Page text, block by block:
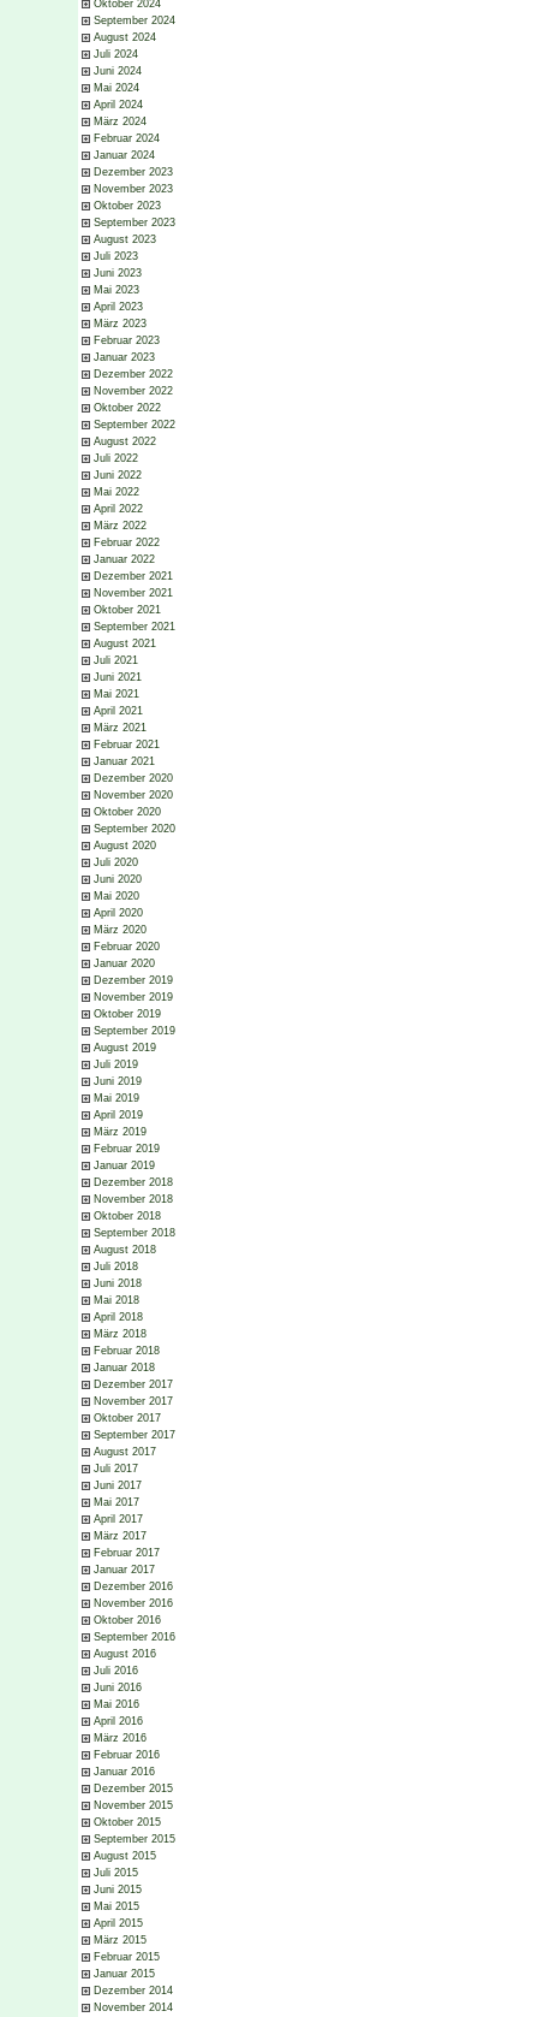
Oktober 2024
September 2024
August 2024
Juli 2024
Juni 2024
Mai 2024
April 2024
März 2024
Februar 2024
Januar 2024
Dezember 2023
November 2023
Oktober 2023
September 2023
August 2023
Juli 2023
Juni 2023
Mai 2023
April 2023
März 2023
Februar 2023
Januar 2023
Dezember 2022
November 2022
Oktober 2022
September 2022
August 2022
Juli 2022
Juni 2022
Mai 2022
April 2022
März 2022
Februar 2022
Januar 2022
Dezember 2021
November 2021
Oktober 2021
September 2021
August 2021
Juli 2021
Juni 2021
Mai 2021
April 2021
März 2021
Februar 2021
Januar 2021
Dezember 2020
November 2020
Oktober 2020
September 2020
August 2020
Juli 2020
Juni 2020
Mai 2020
April 2020
März 2020
Februar 2020
Januar 2020
Dezember 2019
November 2019
Oktober 2019
September 2019
August 2019
Juli 2019
Juni 2019
Mai 2019
April 2019
März 2019
Februar 2019
Januar 2019
Dezember 2018
November 2018
Oktober 2018
September 2018
August 2018
Juli 2018
Juni 2018
Mai 2018
April 2018
März 2018
Februar 2018
Januar 2018
Dezember 2017
November 2017
Oktober 2017
September 2017
August 2017
Juli 2017
Juni 2017
Mai 2017
April 2017
März 2017
Februar 2017
Januar 2017
Dezember 2016
November 2016
Oktober 2016
September 2016
August 2016
Juli 2016
Juni 2016
Mai 2016
April 2016
März 2016
Februar 2016
Januar 2016
Dezember 2015
November 2015
Oktober 2015
September 2015
August 2015
Juli 2015
Juni 2015
Mai 2015
April 2015
März 2015
Februar 2015
Januar 2015
Dezember 2014
November 2014